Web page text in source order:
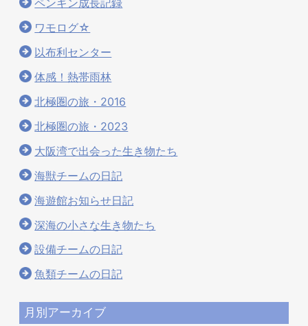
ペンギン成長記録
ワモログ☆
以布利センター
体感！熱帯雨林
北極圏の旅・2016
北極圏の旅・2023
大阪湾で出会った生き物たち
海獣チームの日記
海遊館お知らせ日記
深海の小さな生き物たち
設備チームの日記
魚類チームの日記
月別アーカイブ